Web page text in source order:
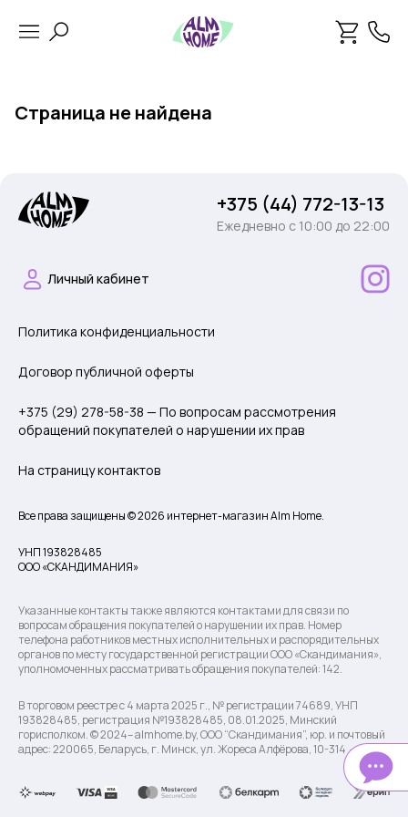
Страница не найдена
+375 (44) 772-13-13
Ежедневно c 10:00 до 22:00
Личный кабинет
Политика конфиденциальности
Договор публичной оферты
+375 (29) 278-58-38 — По вопросам рассмотрения
обращений покупателей о нарушении их прав
На страницу контактов
Все права защищены © 2026 интернет-магазин Alm Home.
УНП 193828485
ООО «СКАНДИМАНИЯ»
Указанные контакты также являются контактами для связи по
вопросам обращения покупателей о нарушении их прав. Номер
телефона работников местных исполнительных и распорядительных
органов по месту государственной регистрации ООО «Скандимания»,
уполномоченных рассматривать обращения покупателей: 142.
В торговом реестре с 4 марта 2025 г., № регистрации 74689, УНП
193828485, регистрация №193828485, 08.01.2025, Минский
горисполком. © 2024– almhome.by, ООО “Скандимания”, юр. и почтовый
адрес: 220065, Беларусь, г. Минск, ул. Жореса Алфёрова, 10-314